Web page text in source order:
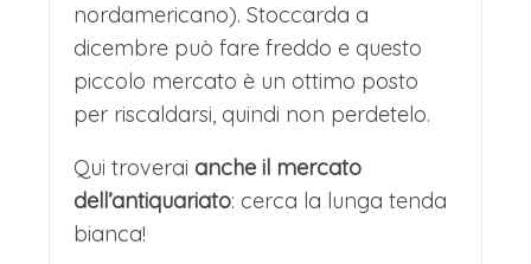
nordamericano). Stoccarda a
dicembre può fare freddo e questo
piccolo mercato è un ottimo posto
per riscaldarsi, quindi non perdetelo.
Qui troverai anche il mercato
dell’antiquariato: cerca la lunga tenda
bianca!